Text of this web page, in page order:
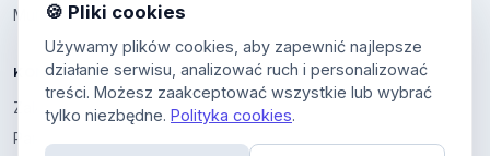
Multikod
KONTO
Zaloguj sie
Panel uzytkownika
🍪 Pliki cookies
Używamy plików cookies, aby zapewnić najlepsze
działanie serwisu, analizować ruch i personalizować
treści. Możesz zaakceptować wszystkie lub wybrać
tylko niezbędne. Polityka cookies.